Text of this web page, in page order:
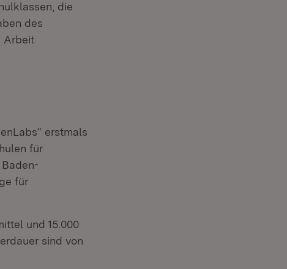
die
des
Arbeit
erstmals
für
für
und 15.000
sind von